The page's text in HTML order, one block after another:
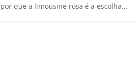
por que a limousine rosa é a escolha...